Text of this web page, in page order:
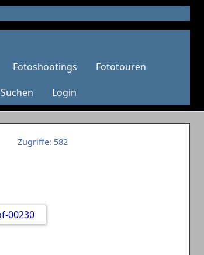
Fotoshootings
Fototouren
Suchen Login
Zugriffe: 582